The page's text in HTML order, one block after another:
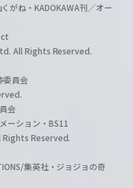
がね・KADOKAWA刊／オー
All Rights Reserved.
委員会
会
ーション・BS11
Reserved.
集英社・ジョジョの奇